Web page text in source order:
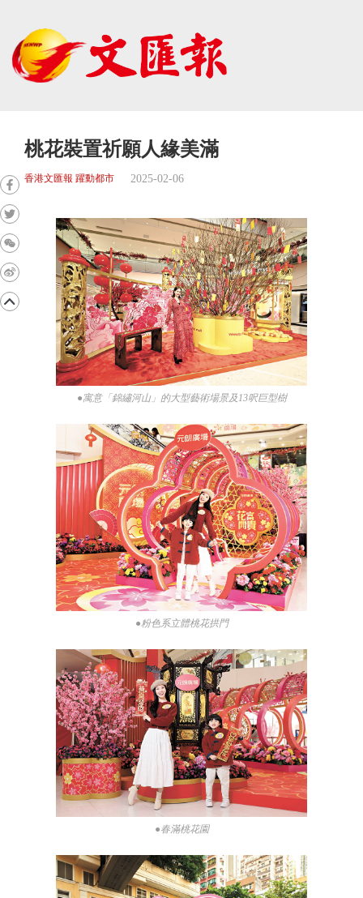
桃花裝置祈願人緣美滿
香港文匯報 躍動都市 2025-02-06
●寓意「錦繡河山」的大型藝術場景及13呎巨型樹
●粉色系立體桃花拱門
●春滿桃花園